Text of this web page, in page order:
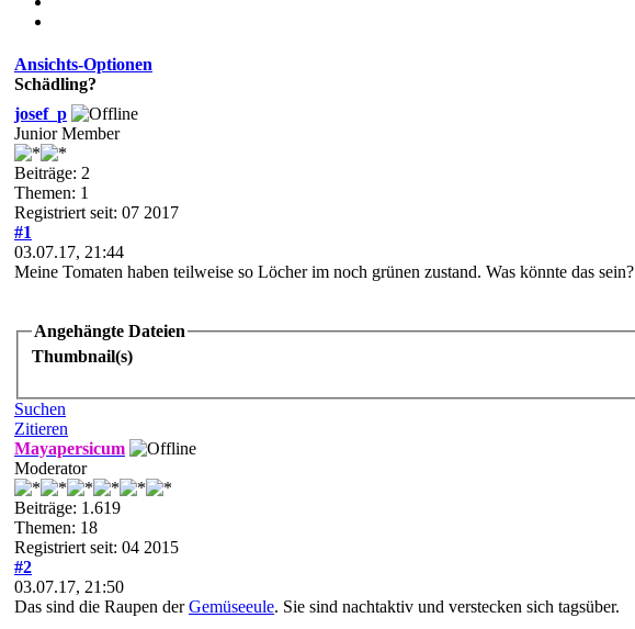
Ansichts-Optionen
Schädling?
josef_p
Junior Member
Beiträge: 2
Themen: 1
Registriert seit: 07 2017
#1
03.07.17, 21:44
Meine Tomaten haben teilweise so Löcher im noch grünen zustand. Was könnte das sein?
Angehängte Dateien
Thumbnail(s)
Suchen
Zitieren
Mayapersicum
Moderator
Beiträge: 1.619
Themen: 18
Registriert seit: 04 2015
#2
03.07.17, 21:50
Das sind die Raupen derGemüseeule. Sie sind nachtaktiv und verstecken sich tagsüber.